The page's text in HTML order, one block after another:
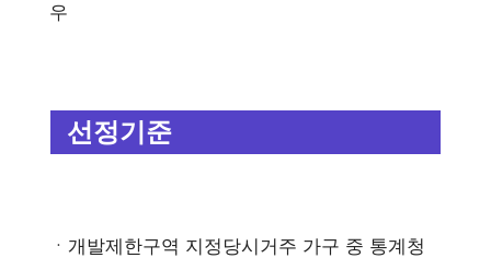
우
선정기준
ㆍ개발제한구역 지정당시거주 가구 중 통계청